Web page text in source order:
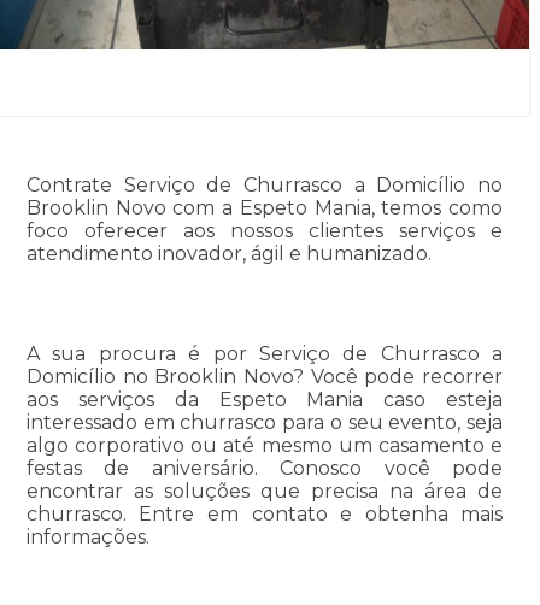
Contrate Serviço de Churrasco a Domicílio no
Brooklin Novo com a Espeto Mania, temos como
foco oferecer aos nossos clientes serviços e
atendimento inovador, ágil e humanizado.
A sua procura é por Serviço de Churrasco a
Domicílio no Brooklin Novo? Você pode recorrer
aos serviços da Espeto Mania caso esteja
interessado em churrasco para o seu evento, seja
algo corporativo ou até mesmo um casamento e
festas de aniversário. Conosco você pode
encontrar as soluções que precisa na área de
churrasco. Entre em contato e obtenha mais
informações.